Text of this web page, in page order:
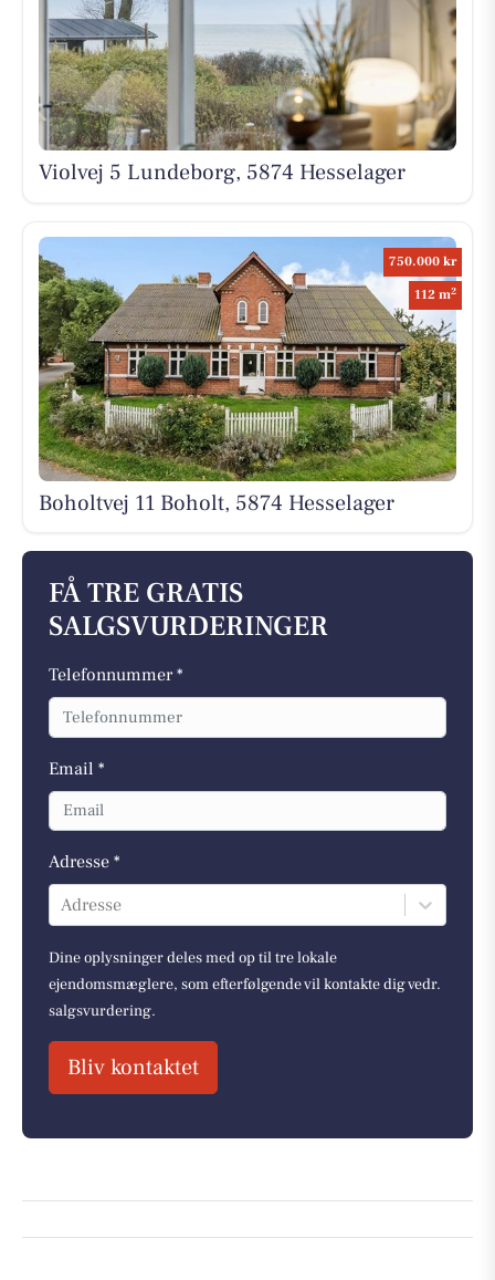
Violvej 5 Lundeborg, 5874 Hesselager
750.000 kr
112 m2
Boholtvej 11 Boholt, 5874 Hesselager
FÅ TRE GRATIS
SALGSVURDERINGER
Telefonnummer *
Email *
Adresse *
Adresse
Dine oplysninger deles med op til tre lokale
ejendomsmæglere, som efterfølgende vil kontakte dig vedr.
salgsvurdering.
Bliv kontaktet